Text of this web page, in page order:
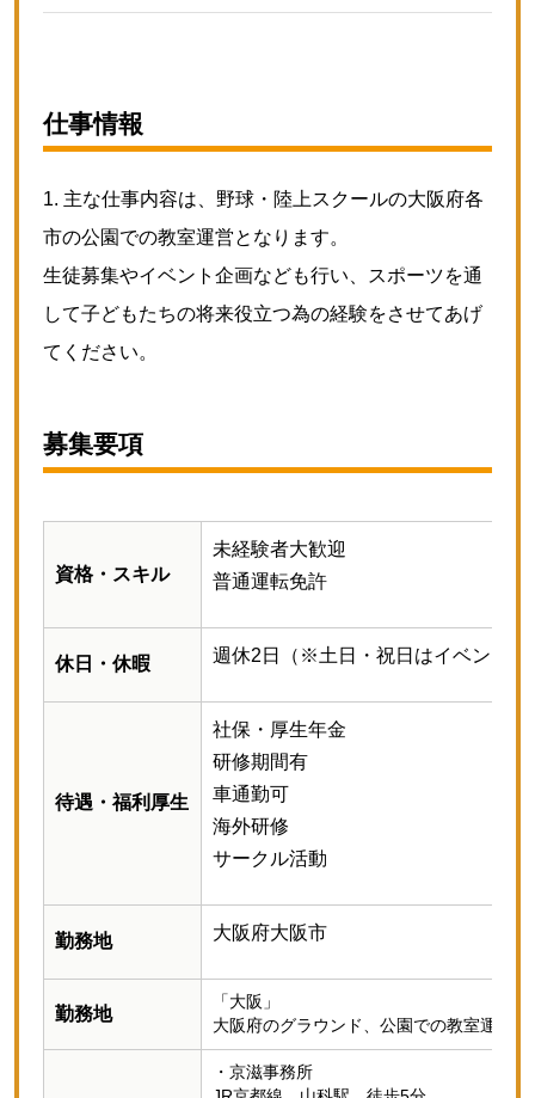
仕事情報
主な仕事内容は、野球・陸上スクールの大阪府各
市の公園での教室運営となります。
生徒募集やイベント企画なども行い、スポーツを通
して子どもたちの将来役立つ為の経験をさせてあげ
てください。
募集要項
資格・スキル
未経験者大歓迎
普通運転免許
休日・休暇 週休2日（※土日・祝日はイベント出
待遇・福利厚生
社保・厚生年金
研修期間有
車通勤可
海外研修
サークル活動
勤務地 大阪府大阪市
勤務地
「大阪」
大阪府のグラウンド、公園での教室運営。
・京滋事務所